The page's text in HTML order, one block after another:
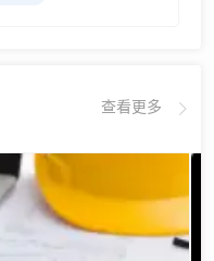
查看更多